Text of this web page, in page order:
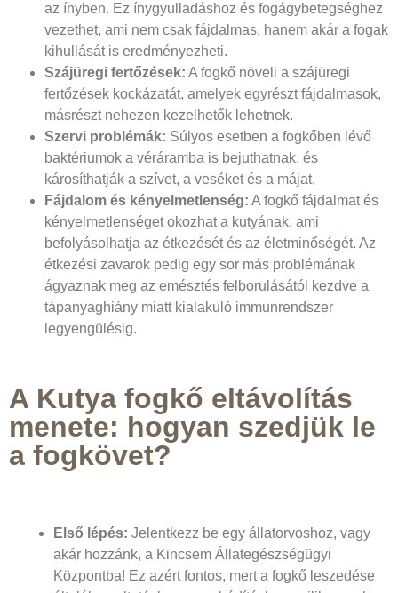
az ínyben. Ez ínygyulladáshoz és fogágybetegséghez
vezethet, ami nem csak fájdalmas, hanem akár a fogak
kihullását is eredményezheti.
Szájüregi fertőzések: A fogkő növeli a szájüregi
fertőzések kockázatát, amelyek egyrészt fájdalmasok,
másrészt nehezen kezelhetők lehetnek.
Szervi problémák: Súlyos esetben a fogkőben lévő
baktériumok a véráramba is bejuthatnak, és
károsíthatják a szívet, a veséket és a májat.
Fájdalom és kényelmetlenség: A fogkő fájdalmat és
kényelmetlenséget okozhat a kutyának, ami
befolyásolhatja az étkezését és az életminőségét. Az
étkezési zavarok pedig egy sor más problémának
ágyaznak meg az emésztés felborulásától kezdve a
tápanyaghiány miatt kialakuló immunrendszer
legyengülésig.
A Kutya fogkő eltávolítás
menete: hogyan szedjük le
a fogkövet?
Első lépés: Jelentkezz be egy állatorvoshoz, vagy
akár hozzánk, a Kincsem Állategészségügyi
Központba! Ez azért fontos, mert a fogkő leszedése